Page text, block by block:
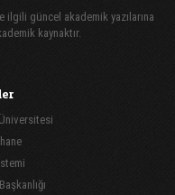
ilgili güncel akademik yazılarına
kaynaktır.